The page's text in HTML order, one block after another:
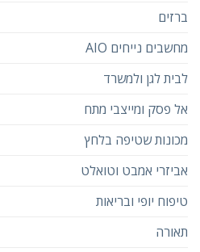
ברזים
מחשבים נייחים AIO
לבית לגן ולמשרד
אל פסק ומייצבי מתח
מכונות שטיפה בלחץ
אביזרי אמבט וטואלט
טיפוח יופי ובריאות
תאורה